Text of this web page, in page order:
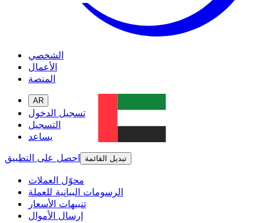
الشخصي
الأعمال
المنصة
AR
تسجيل الدخول
التسجيل
يساعد
احصل على التطبيق
تبديل القائمة
محوّل العملات
الرسومات البيانية للعملة
تنبيهات الأسعار
إرسال الأموال